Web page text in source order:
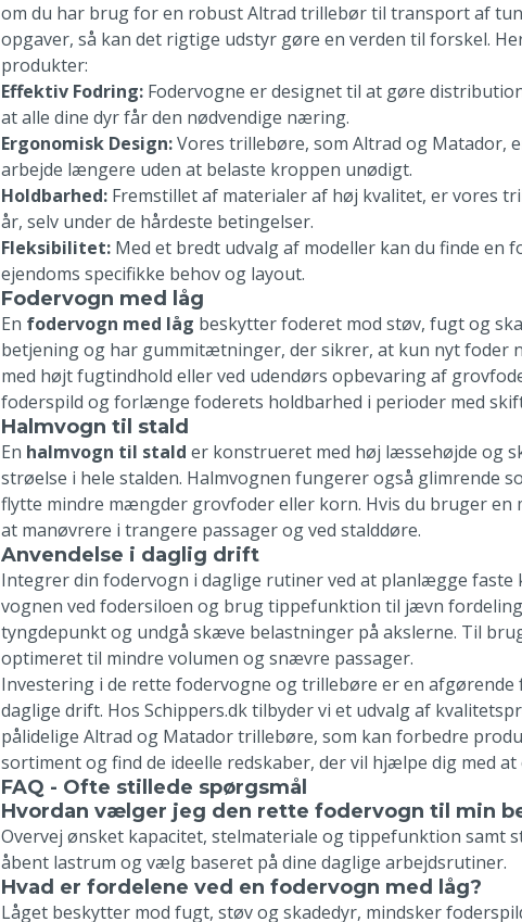
om du har brug for en robust Altrad trillebør til transport af
opgaver, så kan det rigtige udstyr gøre en verden til forskel.
produkter:
Effektiv Fodring: Fodervogne er designet til at gøre
at alle dine dyr får den nødvendige næring.
Ergonomisk Design:Vores trillebøre, som Altrad og Matador,
arbejde længere uden at belaste kroppen unødigt.
Holdbarhed: Fremstillet af materialer af høj kvalitet, er vores
år, selv under de hårdeste betingelser.
Fleksibilitet: Med et bredt udvalg af modeller kan du finde
ejendoms specifikke behov og layout.
Fodervogn med låg
En fodervogn med låg beskytter foderet mod støv, fugt og
betjening og har gummitætninger, der sikrer, at kun nyt foder
med højt fugtindhold eller ved udendørs opbevaring af
foderspild og forlænge foderets holdbarhed i perioder med
Halmvogn til stald
En halmvogn til stald er konstrueret med høj læssehøjde og
strøelse i hele stalden. Halmvognen fungerer også glimrende
flytte mindre mængder grovfoder eller korn. Hvis du bruger en
at manøvrere i trangere passager og ved stalddøre.
Anvendelse i daglig drift
Integrer din fodervogn i daglige rutiner ved at planlægge
vognen ved fodersiloen og brug tippefunktion til jævn
tyngdepunkt og undgå skæve belastninger på akslerne. Til
optimeret til mindre volumen og snævre passager.
Investering i de rette fodervogne og trillebøre er en
daglige drift. Hos Schippers.dk tilbyder vi et udvalg af
pålidelige Altrad og Matador trillebøre, som kan forbedre
sortiment og find de ideelle redskaber, der vil hjælpe dig med
FAQ - Ofte stillede spørgsmål
Hvordan vælger jeg den rette fodervogn til min
Overvej ønsket kapacitet, stelmateriale og tippefunktion samt
åbent lastrum og vælg baseret på dine daglige arbejdsrutiner.
Hvad er fordelene ved en fodervogn med låg?
Låget beskytter mod fugt, støv og skadedyr, mindsker